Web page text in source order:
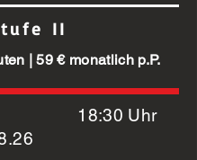
II
| 59 € monatlich p.P.
18:30 Uhr